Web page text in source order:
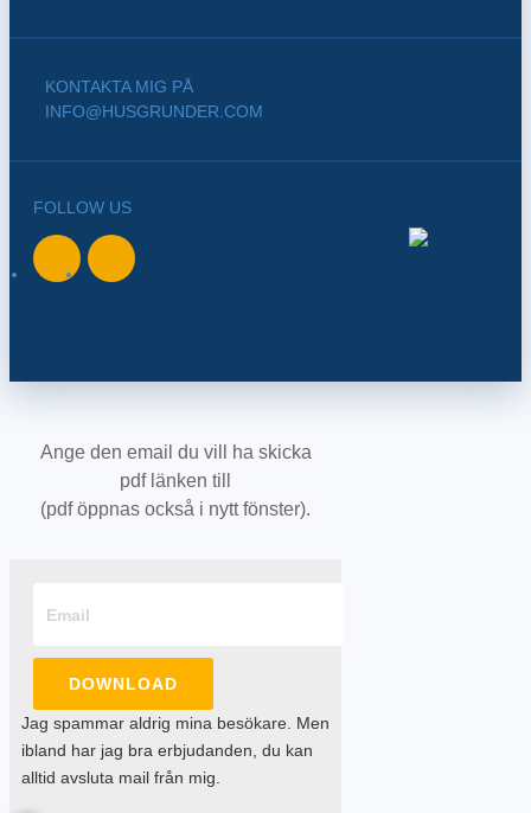
KONTAKTA MIG PÅ
INFO@HUSGRUNDER.COM
FOLLOW US
Ange den email du vill ha skicka
pdf länken till
(pdf öppnas också i nytt fönster).
DOWNLOAD
Jag spammar aldrig mina besökare. Men
ibland har jag bra erbjudanden, du kan
alltid avsluta mail från mig.